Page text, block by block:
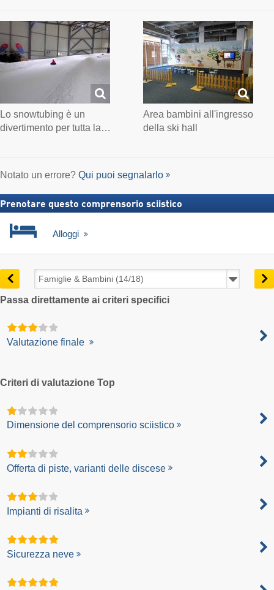
Lo snowtubing è un
divertimento per tutta la…
Area bambini all'ingresso
della ski hall
Notato un errore? Qui puoi segnalarlo
Prenotare questo comprensorio sciistico
Alloggi
Passa direttamente ai criteri specifici
Valutazione finale
Criteri di valutazione Top
Dimensione del comprensorio sciistico
Offerta di piste, varianti delle discese
Impianti di risalita
Sicurezza neve